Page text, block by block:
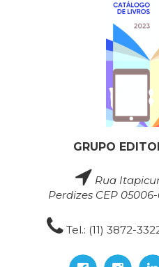
GRUPO
Rua
Perdizes CEP
Tel.: (11) 3872-